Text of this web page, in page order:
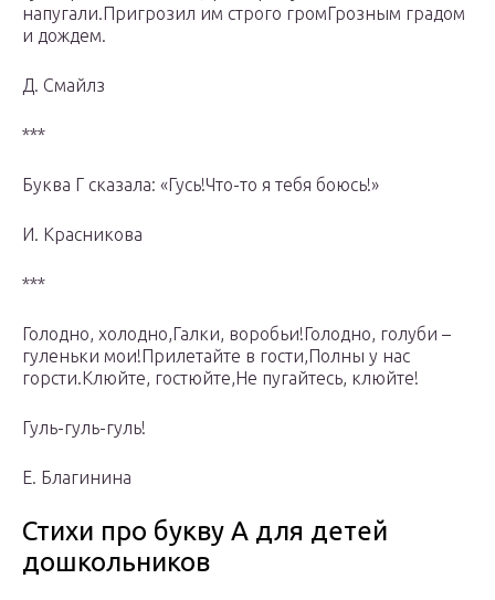
напугали.Пригрозил им строго громГрозным градом
и дождем.
Д. Смайлз
***
Буква Г сказала: «Гусь!Что-то я тебя боюсь!»
И. Красникова
***
Голодно, холодно,Галки, воробьи!Голодно, голуби –
гуленьки мои!Прилетайте в гости,Полны у нас
горсти.Клюйте, гостюйте,Не пугайтесь, клюйте!
Гуль-гуль-гуль!
Е. Благинина
Стихи про букву А для детей
дошкольников